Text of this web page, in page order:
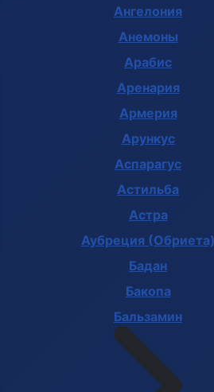
Ангелония
Анемоны
Арабис
Аренария
Армерия
Арункус
Аспарагус
Астильба
Астра
Аубреция (Обриета)
Бадан
Бакопа
Бальзамин